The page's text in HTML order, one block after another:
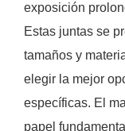
exposición
Estas juntas se
tamaños y
elegir la mejor
específicas. El
papel